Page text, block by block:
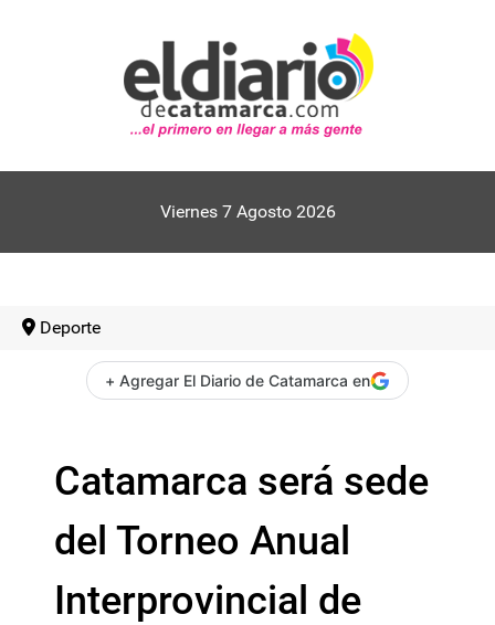
Viernes 7 Agosto 2026
Deporte
+ Agregar El Diario de Catamarca en
Catamarca será sede
del Torneo Anual
Interprovincial de